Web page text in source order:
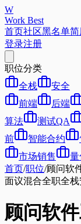
W
Work Best
首页社区黑名单简
登录注册
职位分类
全栈
安全
前端
后端
算法
测试QA
前
智能合约
市场销售
量
首页/职位/顾问软
面议混合全职全栈
顾问软